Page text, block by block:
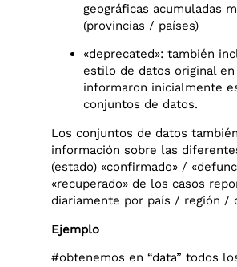
geográficas acumuladas
(provincias / países)
«deprecated»: también
estilo de datos original
informaron inicialmente
conjuntos de datos.
Los conjuntos de datos
información sobre las
(estado) «confirmado» /
«recuperado» de los casos
diariamente por país / región /
Ejemplo
#obtenemos en “data” todos